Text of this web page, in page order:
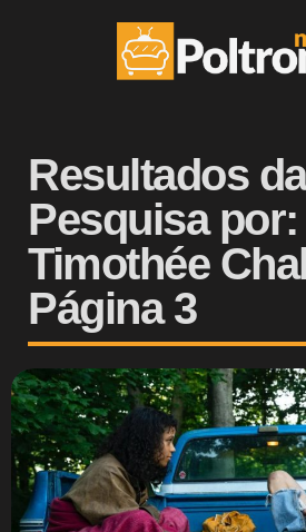
Resultados da
Pesquisa por:
Timothée
Página 3